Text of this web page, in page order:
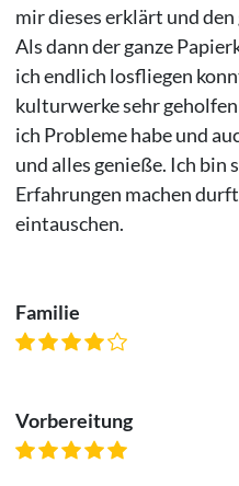
mir dieses erklärt und
Als dann der ganze
ich endlich losfliegen
kulturwerke sehr
ich Probleme habe und
und alles genieße. Ich bin
Erfahrungen machen
eintauschen.
Familie
Vorbereitung